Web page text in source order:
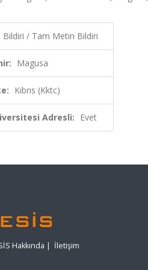
Bildiri / Tam Metin Bildiri
Magusa
Kıbrıs (Kktc)
Adresli: Evet
Hakkında | İletişim